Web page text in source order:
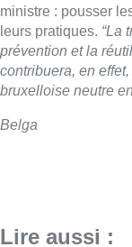
ministre : pousser
leurs pratiques. “La
prévention et la
contribuera, en
bruxelloise neutre
Belga
Lire aussi :